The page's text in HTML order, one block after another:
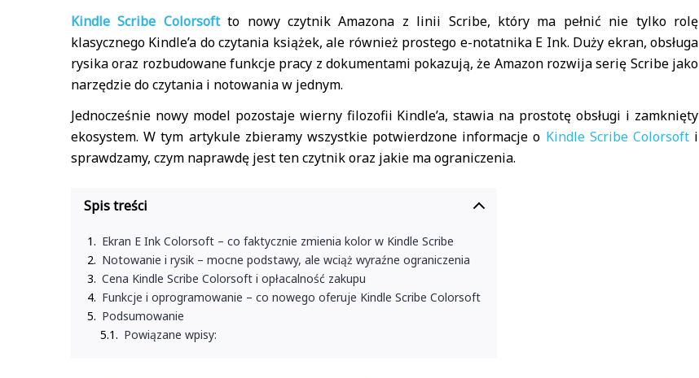
Kindle Scribe Colorsoftto nowy czytnik Amazona z linii Scribe, który ma pełnić nie tylko rolę
klasycznego Kindle’a do czytania książek, ale również prostego e-notatnika E Ink. Duży ekran, obsługa
rysika oraz rozbudowane funkcje pracy z dokumentami pokazują, że Amazon rozwija serię Scribe jako
narzędzie do czytania i notowania w jednym.
Jednocześnie nowy model pozostaje wierny filozofii Kindle’a, stawia na prostotę obsługi i zamknięty
ekosystem. W tym artykule zbieramy wszystkie potwierdzone informacje o Kindle Scribe Colorsofti
sprawdzamy, czym naprawdę jest ten czytnik oraz jakie ma ograniczenia.
Spis treści
Ekran E Ink Colorsoft – co faktycznie zmienia kolor w Kindle Scribe
Notowanie i rysik – mocne podstawy, ale wciąż wyraźne ograniczenia
Cena Kindle Scribe Colorsoft i opłacalność zakupu
Funkcje i oprogramowanie – co nowego oferuje Kindle Scribe Colorsoft
Podsumowanie
Powiązane wpisy: